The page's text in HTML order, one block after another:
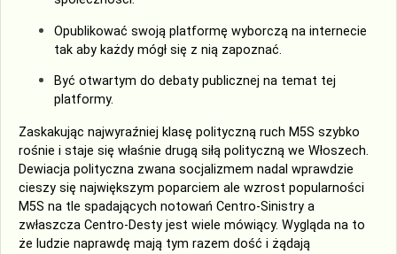
Opublikować swoją platformę wyborczą na internecie
tak aby każdy mógł się z nią zapoznać.
Być otwartym do debaty publicznej na temat tej
platformy.
Zaskakując najwyraźniej klasę polityczną ruch M5S szybko
rośnie i staje się właśnie drugą siłą polityczną we Włoszech.
Dewiacja polityczna zwana socjalizmem nadal wprawdzie
cieszy się największym poparciem ale wzrost popularności
M5S na tle spadających notowań Centro-Sinistry a
zwłaszcza Centro-Desty jest wiele mówiący. Wygląda na to
że ludzie naprawdę mają tym razem dość i żądają